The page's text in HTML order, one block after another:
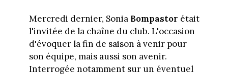
Mercredi dernier, Sonia Bompastor était
l'invitée de la chaîne du club. L'occasion
d'évoquer la fin de saison à venir pour
son équipe, mais aussi son avenir.
Interrogée notamment sur un éventuel